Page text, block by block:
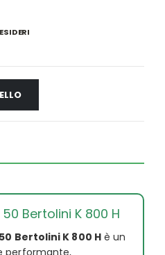
Bertolini K 800 H
Bertolini K 800 Hè un
performante,